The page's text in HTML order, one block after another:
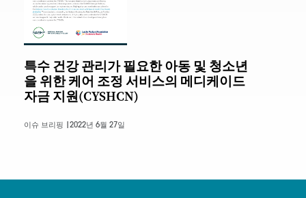
특수 건강 관리가 필요한 아동 및 청소년
을 위한 케어 조정 서비스의 메디케이드
자금 지원(CYSHCN)
이슈 브리핑 | 2022년 6월 27일